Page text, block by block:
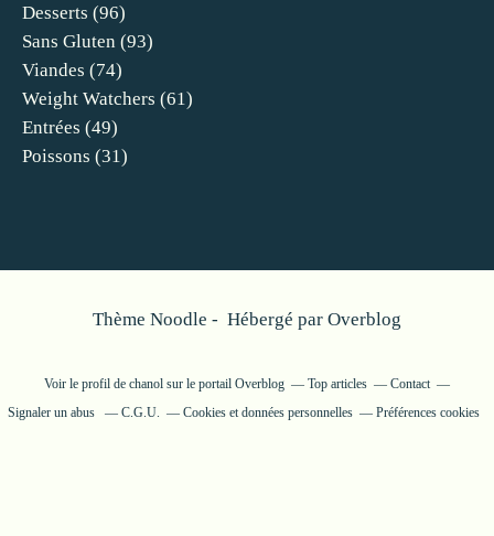
Desserts (96)
Sans Gluten (93)
Viandes (74)
Weight Watchers (61)
Entrées (49)
Poissons (31)
Thème Noodle - Hébergé par Overblog
Voir le profil de chanol sur le portail Overblog Top articles
Contact
Signaler un abus
C.G.U. Cookies et données personnelles Préférences cookies